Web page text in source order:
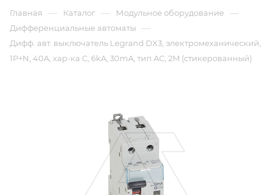
Главная — Каталог — Модульное оборудование —
Дифференциальные автоматы —
Дифф. авт. выключатель Legrand DX3, электромеханический,
1P+N, 40A, хар-ка C, 6kA, 30mA, тип AC, 2M (стикерованный)